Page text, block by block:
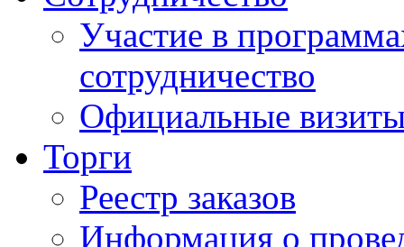
Участие в
сотрудничество
Официальные
Торги
Реестр заказов
Информация о